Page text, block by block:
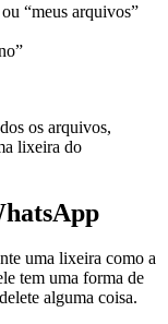
“meus arquivos”
os arquivos,
lixeira do
uma lixeira como a
tem uma forma de
alguma coisa.